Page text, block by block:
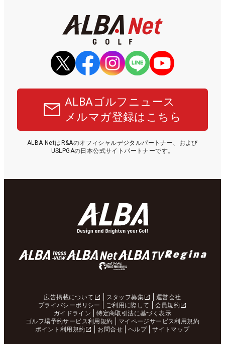
ALBAゴルフニュース
メルマガ登録はこちら
ALBA NetはR&Aのオフィシャルデジタルパートナー、および
USLPGAの日本公式サイトパートナーです。
広告掲載について スタッフ募集
運営会社
プライバシーポリシー
ご利用に際して
会員規約
ガイドライン
特定商取引法に基づく表示
ゴルフ場予約サービス利用規約
マイページサービス利用規約
ポイント利用規約
お問合せ ヘルプ サイトマップ